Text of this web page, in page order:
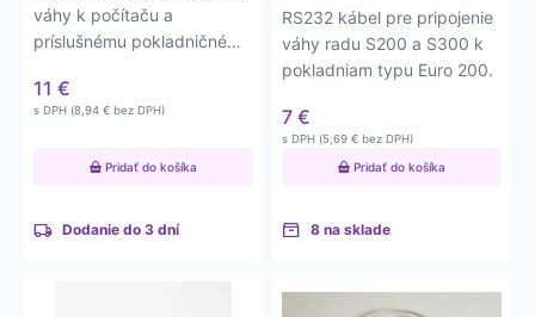
váhy k počítaču a
príslušnému pokladničnému
11 €
s DPH (8,94 € bez DPH)
Pridať do košíka
Dodanie do 3 dní
RS232 kábel pre pripojenie
váhy radu S200 a S300 k
pokladniam typu Euro 200.
7 €
s DPH (5,69 € bez DPH)
Pridať do košíka
8 na sklade